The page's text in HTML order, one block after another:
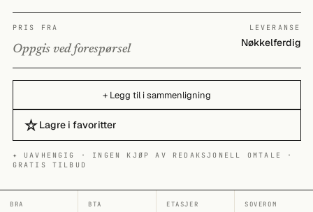
PRIS FRA
Oppgis ved forespørsel
LEVERANSE
Nøkkelferdig
+ Legg til i sammenligning
☆Lagre i favoritter
✦ UAVHENGIG · INGEN KJØP AV REDAKSJONELL OMTALE ·
GRATIS TILBUD
BRA BTA ETASJER SOVEROM